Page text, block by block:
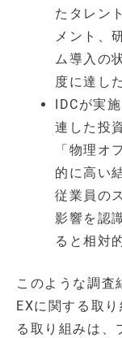
たタレン
メント、
ム導入の
度に達し
IDCが実
連した投
「物理オ
的に高い
従業員の
影響を認
ると相対
このような調査
EXに関する取
る取り組みは、